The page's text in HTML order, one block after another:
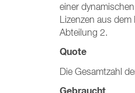
einer
Lizenzen aus
Abteilung 2.
Quote
Die Gesamtzahl